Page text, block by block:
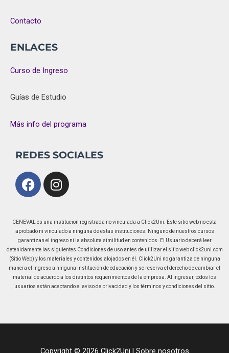
Contacto
ENLACES
Curso de Ingreso
Guías de Estudio
Más info del programa
REDES SOCIALES
FacebookInstagram
CENEVAL es una institucion registrada no vinculada a Click2Uni. Este sitio web no esta
aprobado ni vinculado a ninguna de estas instituciones. Ninguno de nuestros cursos
garantizan el ingreso ni la absoluta similitud en contenidos. El Usuario deberá leer
detenidamente las siguientes Condiciones de uso antes de utilizar el sitio web click2uni.com
(Sitio Web) y los materiales y contenidos alojados en él. Click2Uni no garantiza de ninguna
manera el ingreso a ninguna institución de educación y se reserva el derecho de cambiar el
material de acuerdo a los distintos requerimientos de la empresa. Al ingresar, todos los
usuarios están aceptando el aviso de privacidad y los términos y condiciones del sitio.
Copyright © 2026 Click2Uni | Sobre nosotros